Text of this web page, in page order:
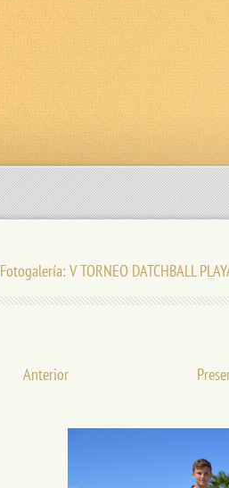
Fotogalería: V TORNEO DATCHBALL
Anterior